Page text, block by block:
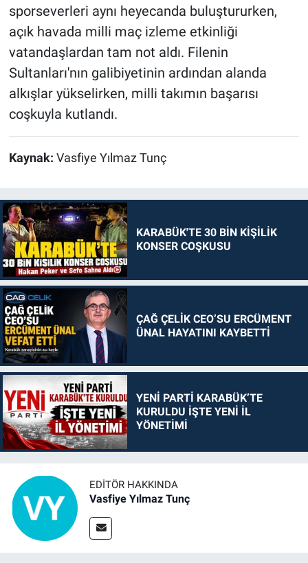
sporseverleri aynı heyecanda buluştururken,
açık havada milli maç izleme etkinliği
vatandaşlardan tam not aldı. Filenin
Sultanları'nın galibiyetinin ardından alanda
alkışlar yükselirken, milli takımın başarısı
coşkuyla kutlandı.
Kaynak: Vasfiye Yılmaz Tunç
KARABÜK'TE 30 BİN KİŞİLİK
KONSER COŞKUSU
ÇAĞ ÇELİK CEO’SU ERCÜMENT
ÜNAL HAYATINI KAYBETTİ
YENİ PARTİ KARABÜK’TE
KURULDU İŞTE YENİ İL
YÖNETİMİ
EDITÖR HAKKINDA
Vasfiye Yılmaz Tunç